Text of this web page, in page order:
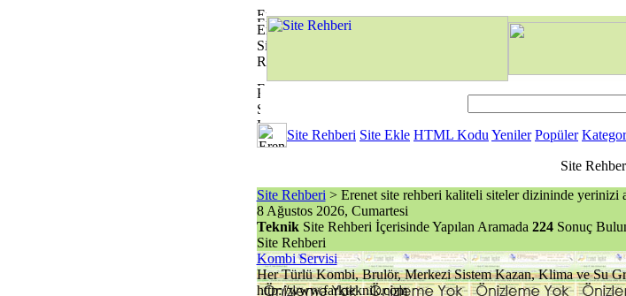
Site Rehberi Site Ekle HTML Kodu Yeniler Popüler
Site
Site Rehberi > Erenet site rehberi kaliteli siteler dizininde yerinizi
8 Ağustos 2026, Cumartesi
TeknikSite Rehberi İçerisinde Yapılan Aramada 224Sonuç
Site Rehberi
Kombi Servisi
Her Türlü Kombi, Brulör, Merkezi Sistem Kazan, Klima ve Su
http://www.farkteknik.com